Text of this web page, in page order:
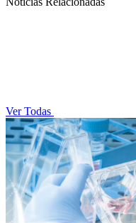
Ver Todas